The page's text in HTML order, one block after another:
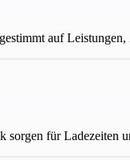
auf
sorgen für Ladezeiten